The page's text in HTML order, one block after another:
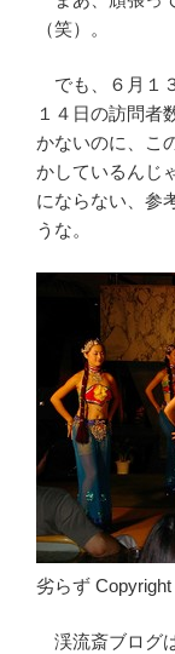
（笑）。
でも、６月１
１４日の訪問者
かないのに、こ
かしているんじ
にならない、参
うな。
劣らず
渓流斎ブログ